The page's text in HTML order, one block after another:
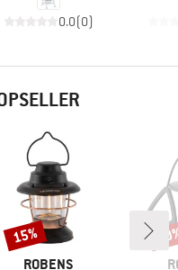
0.0(0)
MARKE
ROBENS
Rabatt
15%